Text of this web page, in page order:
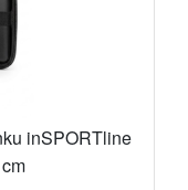
inSPORTline